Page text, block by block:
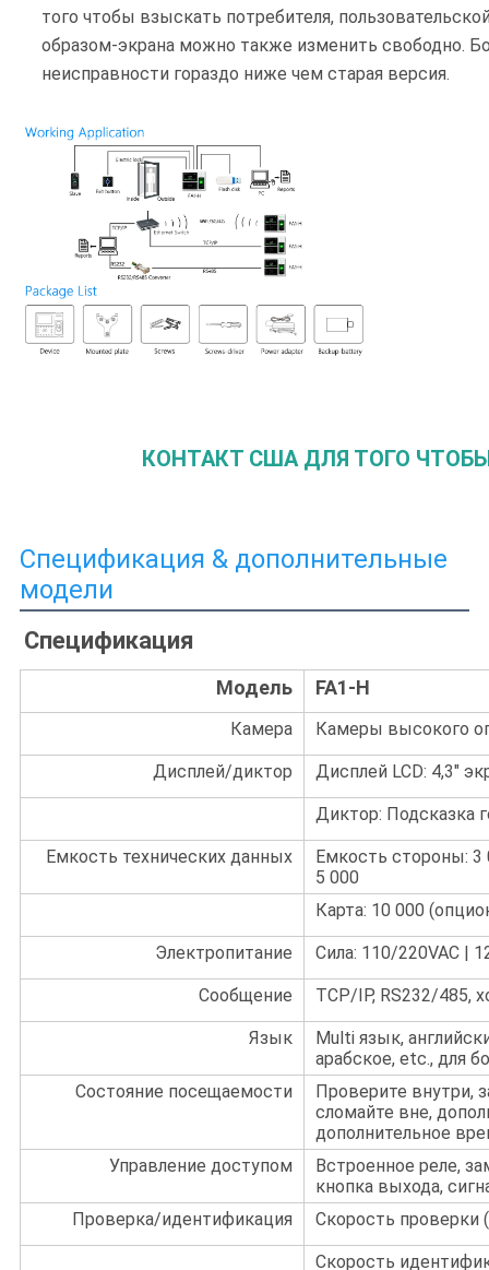
того чтобы взыскать потребителя,
образом-экрана можно также изменить свободно.
неисправности гораздо ниже чем старая версия.
КОНТАКТ США ДЛЯ ТОГО
Спецификация & дополнительные
модели
Спецификация
Модель FA1-H
Камера Камеры высокого
Дисплей/диктор Дисплей LCD: 4,3"
Диктор: Подсказка
Емкость технических данных
Емкость стороны: 3
5 000
Карта: 10 000
Электропитание Сила: 110/220VAC |
Сообщение TCP/IP, RS232/485,
Язык
Multi язык,
арабское, etc., для
Состояние посещаемости
Проверите внутри,
сломайте вне,
дополнительное
Управление доступом
Встроенное реле,
кнопка выхода,
Проверка/идентификация
Скорость проверки
Скорость